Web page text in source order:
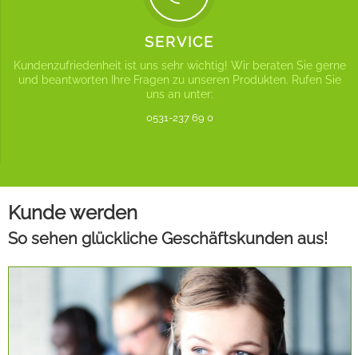
SERVICE
Kundenzufriedenheit ist uns sehr wichtig! Wir beraten Sie gerne
und beantworten Ihre Fragen zu unseren Produkten. Rufen Sie
uns an unter:
0531-237 69 0
Kunde werden
So sehen glückliche Geschäftskunden aus!